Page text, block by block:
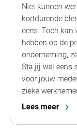
Niet kunnen
kortdurende
eens. Toch kan
hebben op de
onderneming,
Sta jij wel eens
voor jouw
zieke
Lees meer